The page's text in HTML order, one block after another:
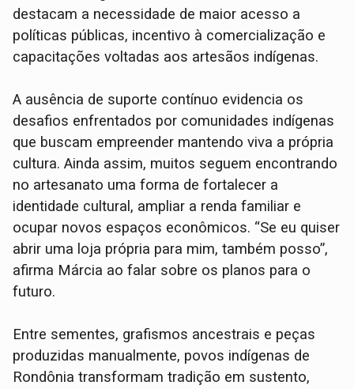
destacam a necessidade de maior acesso a
políticas públicas, incentivo à comercialização e
capacitações voltadas aos artesãos indígenas.
A ausência de suporte contínuo evidencia os
desafios enfrentados por comunidades indígenas
que buscam empreender mantendo viva a própria
cultura. Ainda assim, muitos seguem encontrando
no artesanato uma forma de fortalecer a
identidade cultural, ampliar a renda familiar e
ocupar novos espaços econômicos. “Se eu quiser
abrir uma loja própria para mim, também posso”,
afirma Márcia ao falar sobre os planos para o
futuro.
Entre sementes, grafismos ancestrais e peças
produzidas manualmente, povos indígenas de
Rondônia transformam tradição em sustento,